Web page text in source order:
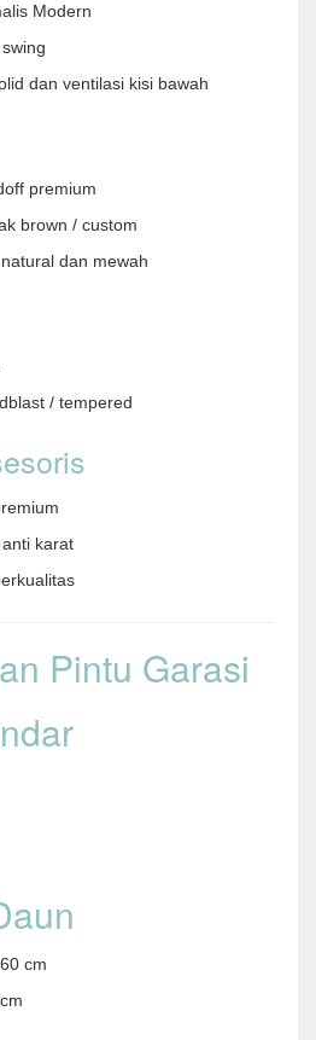
Modern
dan ventilasi kisi bawah
premium
brown / custom
dan mewah
/ tempered
karat
Pintu Garasi
cm